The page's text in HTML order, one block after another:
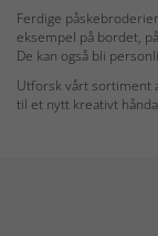
Ferdige
eksempel på bordet,
De kan også bli
Utforsk vårt sortiment
til et nytt kreativt